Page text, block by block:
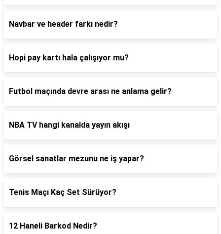
Navbar ve header farkı nedir?
Hopi pay kartı hala çalışıyor mu?
Futbol maçında devre arası ne anlama gelir?
NBA TV hangi kanalda yayın akışı
Görsel sanatlar mezunu ne iş yapar?
Tenis Maçı Kaç Set Sürüyor?
12 Haneli Barkod Nedir?